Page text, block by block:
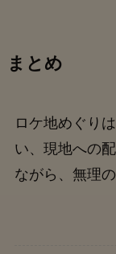
まとめ
ロケ地めぐり
い、現地への
ながら、無理